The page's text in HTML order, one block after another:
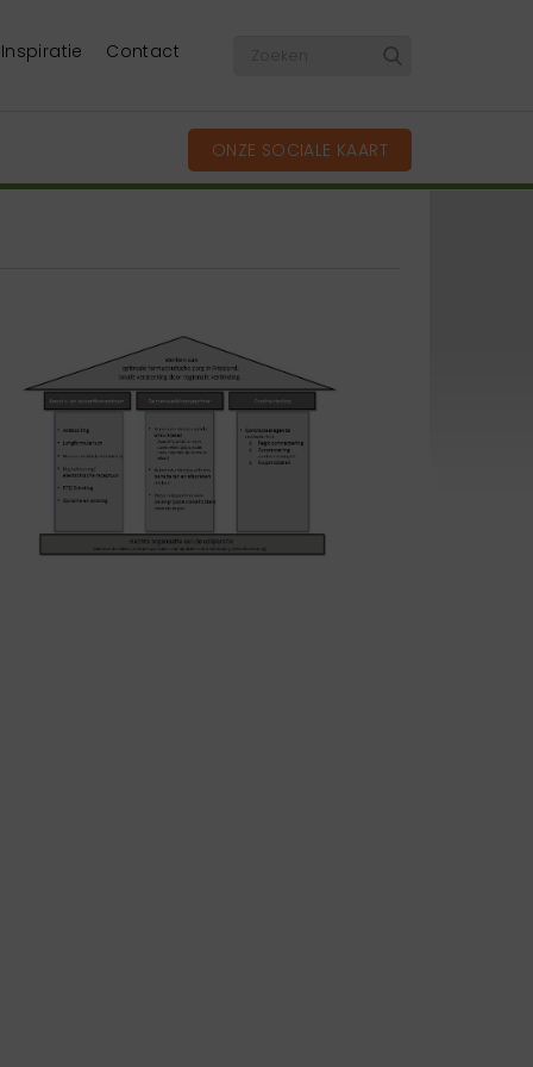
Inspiratie Contact
ONZE SOCIALE KAART